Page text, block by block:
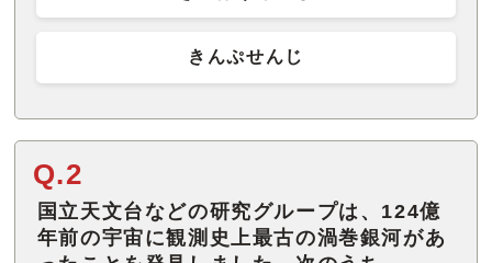
きんぷせんじ
Q.2
国立天文台などの研究グループは、124億
年前の宇宙に観測史上最古の渦巻銀河があ